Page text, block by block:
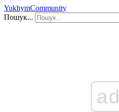
YukhymCommunity
Пошук...
ad